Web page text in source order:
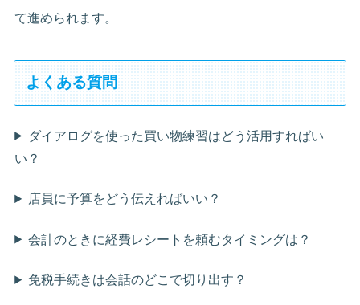
て進められます。
よくある質問
ダイアログを使った買い物練習はどう活用すればい
い？
店員に予算をどう伝えればいい？
会計のときに経費レシートを頼むタイミングは？
免税手続きは会話のどこで切り出す？